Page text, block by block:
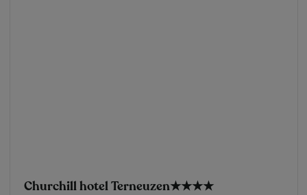
Churchill hotel Terneuzen★★★★